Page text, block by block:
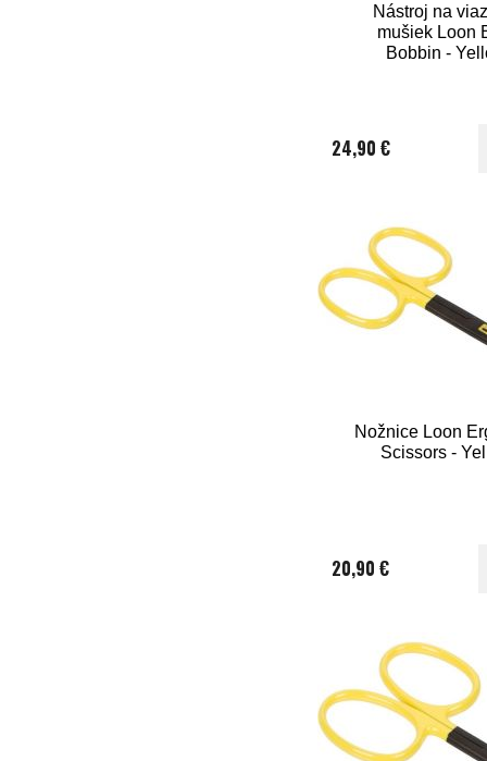
Nástroj na
mušiek Loon
Bobbin -
24,90 €
Nožnice Loon
Scissors -
20,90 €